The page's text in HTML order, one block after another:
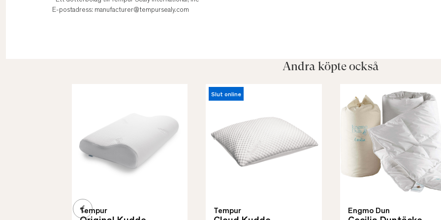
E-postadress: manufacturer@tempursealy.com
Andra köpte också
Tempur
Slut online
Tempur Engmo Dun